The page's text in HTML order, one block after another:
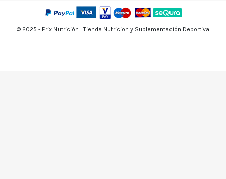
© 2025 - Erix Nutrición | Tienda Nutricion y Suplementación Deportiva